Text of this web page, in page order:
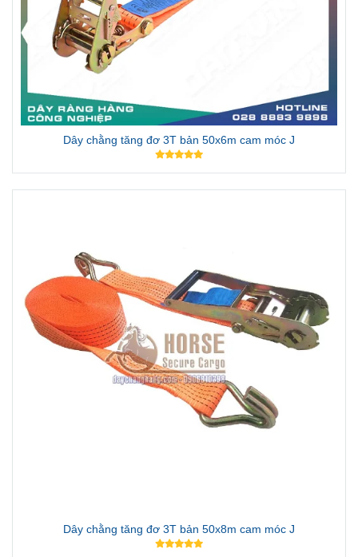
Dây chằng tăng đơ 3T bản 50x6m cam móc J
Dây chằng tăng đơ 3T bản 50x8m cam móc J